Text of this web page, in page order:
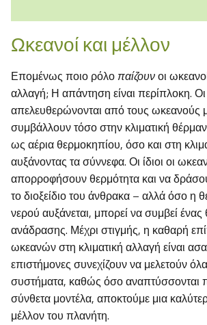
Ωκεανοί και μέλλον
Επομένως ποιο ρόλοπαίζουνοι
αλλαγή; Η απάντηση είναι περίπλοκη.
απελευθερώνονται από τους ωκεανούς
συμβάλλουν τόσο στην κλιματική
ως αέρια θερμοκηπίου, όσο και στη
αυξάνοντας τα σύννεφα. Οι ίδιοι οι
απορροφήσουν θερμότητα και να
το διοξείδιο του άνθρακα – αλλά όσο η
νερού αυξάνεται, μπορεί να συμβεί ένας
ανάδρασης. Μέχρι στιγμής, η καθαρή
ωκεανών στη κλιματική αλλαγή είναι
επιστήμονες συνεχίζουν να μελετούν
συστήματα, καθώς όσο αναπτύσσονται
σύνθετα μοντέλα, αποκτούμε μια
μέλλον του πλανήτη.